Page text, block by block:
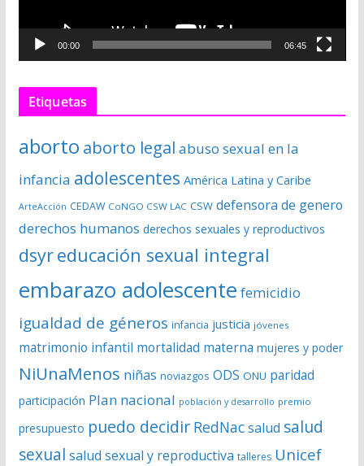
c
r
v
e
o
00:00 06:45
Etiquetas
aborto aborto legal abuso sexual en la
infancia adolescentes América Latina y Caribe
ArteAcción CEDAW CoNGO CSW LAC CSW defensora de genero
derechos humanos derechos sexuales y reproductivos
dsyreducación sexual integral
embarazo adolescente femicidio
igualdad de géneros infancia justicia jóvenes
matrimonio infantil mortalidad materna mujeres y poder
NiUnaMenos niñas noviazgos ODS ONU paridad
participación Plan nacional población y desarrollo premio
presupuesto puedo decidir RedNacsalud salud
sexual salud sexual y reproductiva talleres Unicef